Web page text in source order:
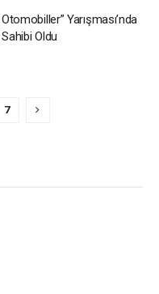
Yarışması’nda
Oldu
7